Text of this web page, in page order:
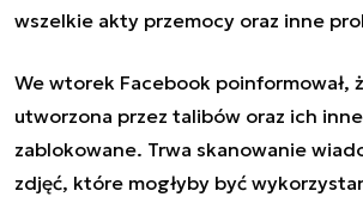
wszelkie akty przemocy oraz inne
We wtorek Facebook poinformował,
utworzona przez talibów oraz ich inne
zablokowane. Trwa skanowanie
zdjęć, które mogłyby być